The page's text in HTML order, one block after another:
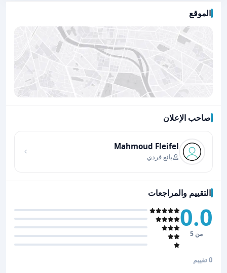
الموقع
صاحب الإعلان
Mahmoud Fleifel
بائع فردي
التقييم والمراجعات
0.0
من 5
0 تقييم